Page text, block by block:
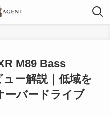
M89 Bass
ー解説｜低域を
ーバードライブ